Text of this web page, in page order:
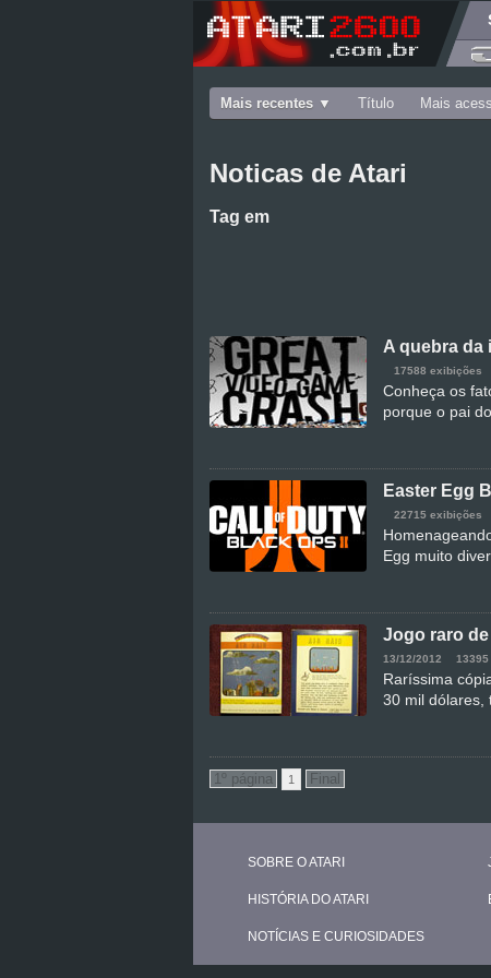
Mais recentes Título Mais
Noticas de Atari
Tag em
A quebra da
17588 exibições
Conheça os
porque o pai
Easter Egg
22715 exibições
Egg muito
Jogo raro
13/12/2012
Raríssima
30 mil dólares,
1
SOBRE O ATARI
HISTÓRIA DO ATARI
NOTÍCIAS E CURIOSIDADES